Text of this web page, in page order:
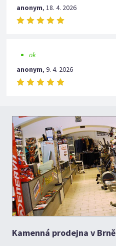
anonym,18. 4. 2026
ok
anonym,9. 4. 2026
Kamenná prodejna v Brně